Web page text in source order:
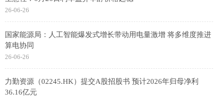
26-06-26
国家能源局：人工智能爆发式增长带动用电量激增 将多维度推进
算电协同
26-06-26
力勤资源（02245.HK）提交A股招股书 预计2026年归母净利
36.16亿元